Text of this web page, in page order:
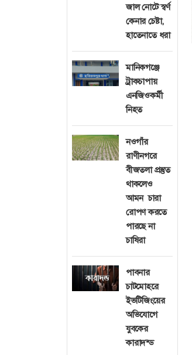
জাল নোটে স্বর্ণ
কেনার চেষ্টা,
হাতেনাতে ধরা
মানিকগঞ্জে
ট্রাকচাপায়
এনজিওকর্মী
নিহত
নওগাঁর
রাণীনগরে
বীজতলা প্রস্তুত
থাকলেও
আমন চারা
রোপণ করতে
পারছে না
চাষিরা
পাবনার
চাটমোহরে
ইভটিজিংয়ের
অভিযোগে
যুবকের
কারাদন্ড